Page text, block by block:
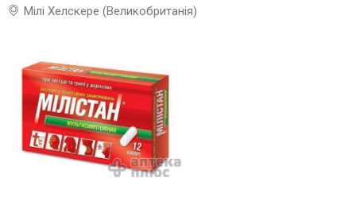
Мілі Хелскере (Великобританія)